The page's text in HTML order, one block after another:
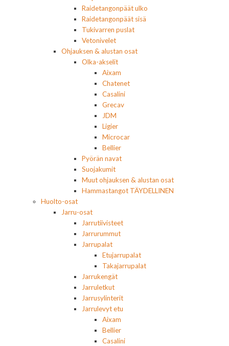
Raidetangonpäät ulko
Raidetangonpäät sisä
Tukivarren puslat
Vetonivelet
Ohjauksen & alustan osat
Olka-akselit
Aixam
Chatenet
Casalini
Grecav
JDM
Ligier
Microcar
Bellier
Pyörän navat
Suojakumit
Muut ohjauksen & alustan osat
Hammastangot TÄYDELLINEN
Huolto-osat
Jarru-osat
Jarrutiivisteet
Jarrurummut
Jarrupalat
Etujarrupalat
Takajarrupalat
Jarrukengät
Jarruletkut
Jarrusylinterit
Jarrulevyt etu
Aixam
Bellier
Casalini